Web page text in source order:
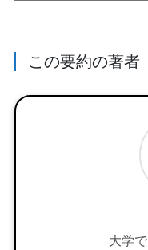
この要約の著者
大学